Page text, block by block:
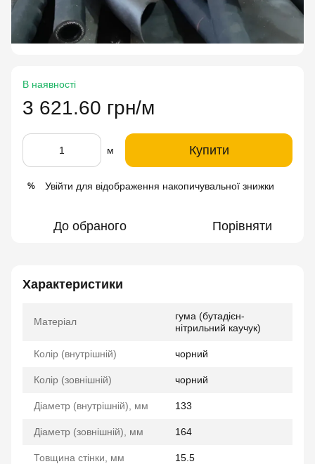
В наявності
3 621.60 грн/м
м Купити
% Увійти для відображення накопичувальної знижки
До обраного Порівняти
Характеристики
Матеріал
гума (бутадієн-
нітрильний каучук)
Колір (внутрішній) чорний
Колір (зовнішній) чорний
Діаметр (внутрішній), мм 133
Діаметр (зовнішній), мм 164
Товщина стінки, мм 15.5